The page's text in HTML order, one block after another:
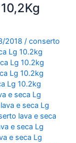
2018 /conserto
Lg 10.2kg
Lg 10.2kg
Lg 10.2kg
Lg 10.2kg
e seca Lg
e seca Lg
lava e seca
e seca Lg
e seca Lg